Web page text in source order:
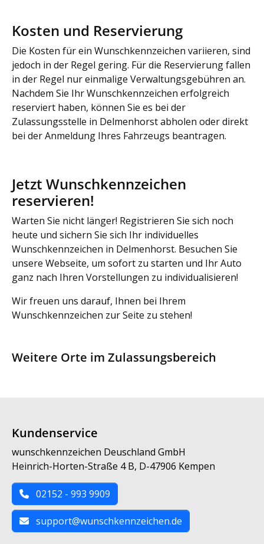
Kosten und Reservierung
Die Kosten für ein Wunschkennzeichen variieren, sind
jedoch in der Regel gering. Für die Reservierung fallen
in der Regel nur einmalige Verwaltungsgebühren an.
Nachdem Sie Ihr Wunschkennzeichen erfolgreich
reserviert haben, können Sie es bei der
Zulassungsstelle in Delmenhorst abholen oder direkt
bei der Anmeldung Ihres Fahrzeugs beantragen.
Jetzt Wunschkennzeichen
reservieren!
Warten Sie nicht länger! Registrieren Sie sich noch
heute und sichern Sie sich Ihr individuelles
Wunschkennzeichen in Delmenhorst. Besuchen Sie
unsere Webseite, um sofort zu starten und Ihr Auto
ganz nach Ihren Vorstellungen zu individualisieren!
Wir freuen uns darauf, Ihnen bei Ihrem
Wunschkennzeichen zur Seite zu stehen!
Weitere Orte im Zulassungsbereich
Kundenservice
wunschkennzeichen Deuschland GmbH
Heinrich-Horten-Straße 4 B, D-47906 Kempen
02152 - 993 9909
support@wunschkennzeichen.de